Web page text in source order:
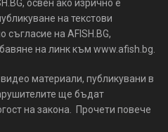
освен ако изрично е
на текстови
на AFISH.BG,
на линк към www.afish.bg.
материали, публикувани в
ще бъдат
на закона. Прочети повече